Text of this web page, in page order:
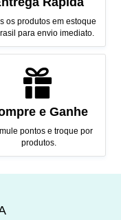
os produtos em estoque
para envio imediato.
e Ganhe
pontos e troque por
produtos.